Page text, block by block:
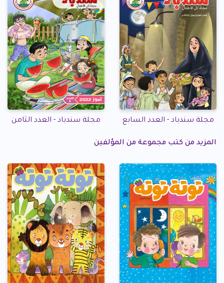
مجلة سندباد - العدد السابع مجلة سندباد - العدد الثامن
المزيد من كتب مجموعة من المؤلفين